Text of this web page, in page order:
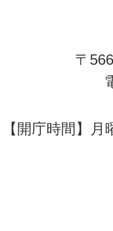
〒
【開庁時間】